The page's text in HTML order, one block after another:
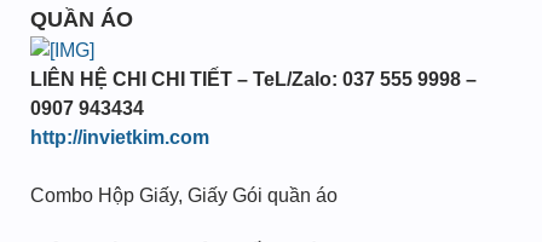
QUẦN ÁO
LIÊN HỆ CHI CHI TIẾT – TeL/Zalo: 037 555 9998 –
0907 943434
http://invietkim.com
Combo Hộp Giấy, Giấy Gói quần áo